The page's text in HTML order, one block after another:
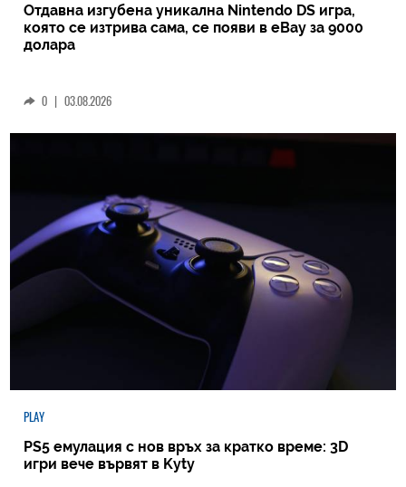
Отдавна изгубена уникална Nintendo DS игра,
която се изтрива сама, се появи в eBay за 9000
долара
0 | 03.08.2026
PLAY
PS5 емулация с нов връх за кратко време: 3D
игри вече вървят в Kyty